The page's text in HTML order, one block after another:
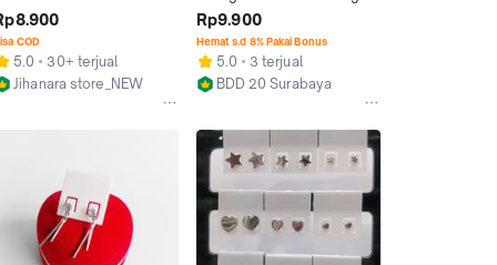
MONEL ANEKA
TIDAK LUNTUR
TIDAK GATAL
COD
5.0
30+ terjual
Jihanara store_NEW
dengan Desain Minimalis
dan Kualitas Tinggi
Rp9.900
Hemat s.d 8% Pakai Bonus
5.0
3 terjual
BDD 20 Surabaya